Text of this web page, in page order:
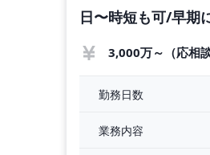
日〜時短も可/早期
3,000万～（応相談
勤務日数
業務内容